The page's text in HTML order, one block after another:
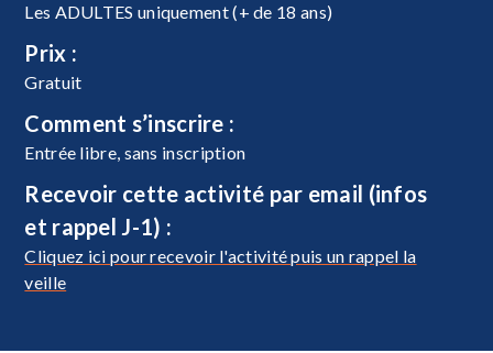
Les ADULTES uniquement (+ de 18 ans)
Prix :
Gratuit
Comment s’inscrire :
Entrée libre, sans inscription
Recevoir cette activité par email (infos
et rappel J-1) :
Cliquez ici pour recevoir l'activité puis un rappel la
veille